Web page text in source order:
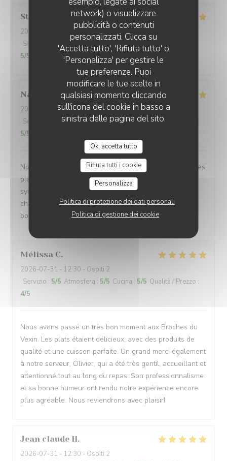
network) o visualizzare
pubblicità o contenuti
personalizzati. Clicca su
'Accetta tutto', 'Rifiuta tutto' o
'Personalizza' per gestire le
tue preferenze. Puoi
modificare le tue scelte in
qualsiasi momento cliccando
sull'icona del cookie in basso a
sinistra delle pagine del sito.
Ok, accetta tutto
Rifiuta tutti i cookie
Personalizza
Politica di protezione dei dati personali
Politica di gestione dei cookie
Stephanie
2026-08-02
- 12:45 - Ospiti 4
Servizio
/5 Atmosfera 5 Cucina : /5 Qualità / Prezzo
5/5
Nathalie J
2026-07-31- 20:00 - Ospiti 6
Servizio
Atmosfera:5/5 Cucina: 5/5 Qualità / Prezzo
5/5
Nous recommandons ce restaurant les yeux fermés !!! Les
plats sont excellents et l’accueil extrêmement
sympathique. On se sent très bien et on y revient à
chaque fois avec grand plaisir. Encore merci pour cette
bonne soirée.
Mélissa C
2026-07-31 - 12:30 - Ospiti 2
Servizio : 5/5 Atmosfera : 5/5 Cucina : 5/5 Qualità / Prezzo :
4/5
Nous avons passé un très bon moment aux Broches du
Vexin. Les plats étaient délicieux, avec des produits de
qualité et une cuisson parfaite. Un grand merci également
à notre serveur, Olivier, qui a été très gentil, accueillant et
attentionné tout au long du repas. Son professionnalisme
et sa bonne humeur ont rendu notre expérience encore
plus agréable. Nous reviendrons avec plaisir!
Jean claude H
2026-07-31 - 12:30 - Ospiti 2